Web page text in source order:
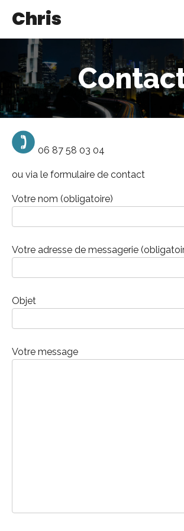
Chris
06 87 58 03 04
ou via le formulaire de contact
Votre nom (obligatoire)
Votre adresse de messagerie
Objet
Votre message